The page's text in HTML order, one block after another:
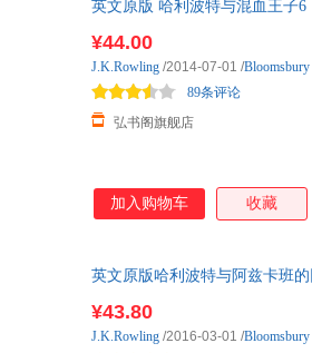
英文原版 哈利波特与混血王子6
¥44.00
弘书阁旗舰店
89条评论
J.K.Rowling /2014-07-01 /
加入购物车 收藏
英文原版哈利波特与阿兹卡班的
文学名著 英语学习
¥43.80
J.K.Rowling /2016-03-01 /